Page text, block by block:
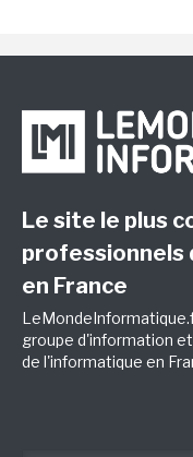
Le site le plus
professionnels
en France
groupe d'information
de l'informatique en